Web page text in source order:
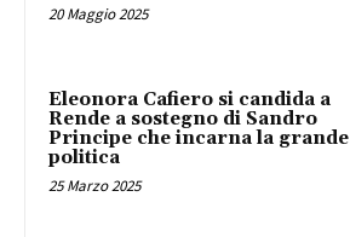
20 Maggio 2025
Eleonora Cafiero si candida a
Rende a sostegno di Sandro
Principe che incarna la grande
politica
25 Marzo 2025